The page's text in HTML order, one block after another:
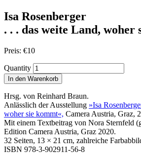
Isa Rosenberger
. . . das weite Land, woher
Preis: €10
Quantity
In den Warenkorb
Hrsg. von Reinhard Braun.
Anlässlich der Ausstellung »Isa
woher sie kommt«, Camera Austria, Graz,
Mit einem Textbeitrag von Nora Sternfeld
Edition Camera Austria, Graz 2020.
32 Seiten, 13 × 21 cm, zahlreiche
ISBN 978-3-902911-56-8